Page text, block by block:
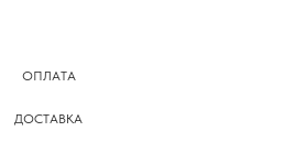
ОПЛАТА
ДОСТАВКА